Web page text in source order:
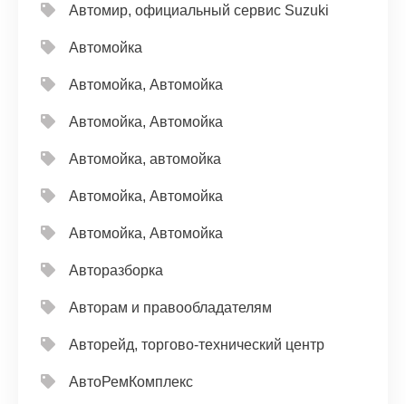
Автомир, официальный сервис Suzuki
Автомойка
Автомойка, Автомойка
Автомойка, Автомойка
Автомойка, автомойка
Автомойка, Автомойка
Автомойка, Автомойка
Авторазборка
Авторам и правообладателям
Авторейд, торгово-технический центр
АвтоРемКомплекс